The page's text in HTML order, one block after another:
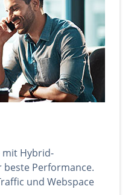
mit Hybrid-
beste Performance.
und Webspace